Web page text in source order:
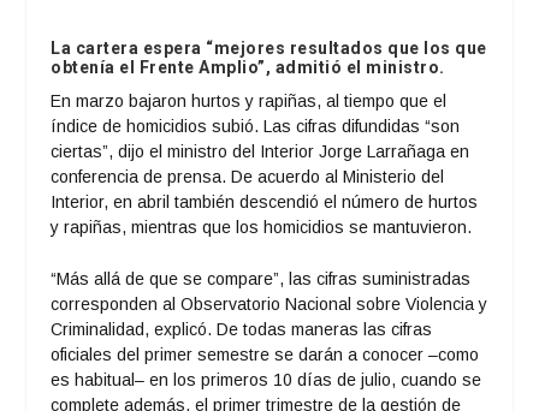
La cartera espera “mejores resultados que los que
obtenía el Frente Amplio”, admitió el ministro.
En marzo bajaron hurtos y rapiñas, al tiempo que el
índice de homicidios subió. Las cifras difundidas “son
ciertas”, dijo el ministro del Interior Jorge Larrañaga en
conferencia de prensa. De acuerdo al Ministerio del
Interior, en abril también descendió el número de hurtos
y rapiñas, mientras que los homicidios se mantuvieron.
“Más allá de que se compare”, las cifras suministradas
corresponden al Observatorio Nacional sobre Violencia y
Criminalidad, explicó. De todas maneras las cifras
oficiales del primer semestre se darán a conocer –como
es habitual– en los primeros 10 días de julio, cuando se
complete además, el primer trimestre de la gestión de